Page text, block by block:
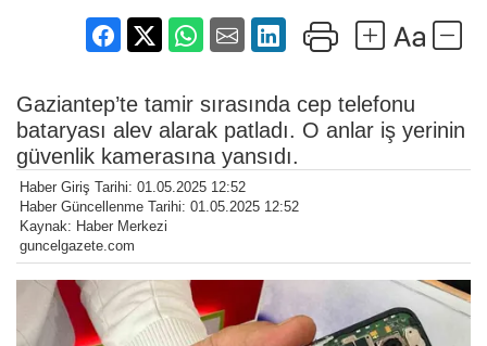
Gaziantep’te tamir sırasında cep telefonu
bataryası alev alarak patladı. O anlar iş yerinin
güvenlik kamerasına yansıdı.
Haber Giriş Tarihi: 01.05.2025 12:52
Haber Güncellenme Tarihi: 01.05.2025 12:52
Kaynak: Haber Merkezi
guncelgazete.com